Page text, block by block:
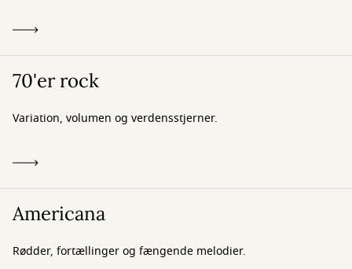
70'er rock
Variation, volumen og verdensstjerner.
Americana
Rødder, fortællinger og fængende melodier.